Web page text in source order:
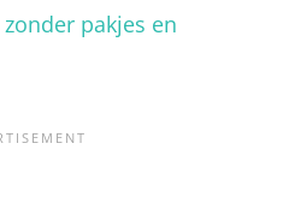
pakjes en